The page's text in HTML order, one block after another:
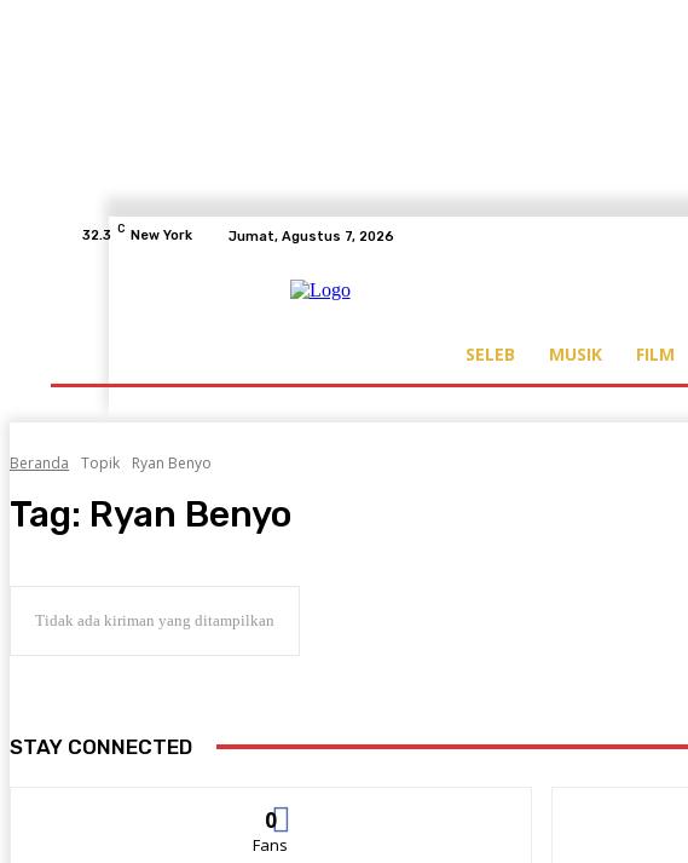
32.3 C New York Jumat, Agustus 7, 2026
SELEB MUSIK FILM
Beranda Topik Ryan Benyo
Tag: Ryan Benyo
Tidak ada kiriman yang ditampilkan
STAY CONNECTED
0
Fans